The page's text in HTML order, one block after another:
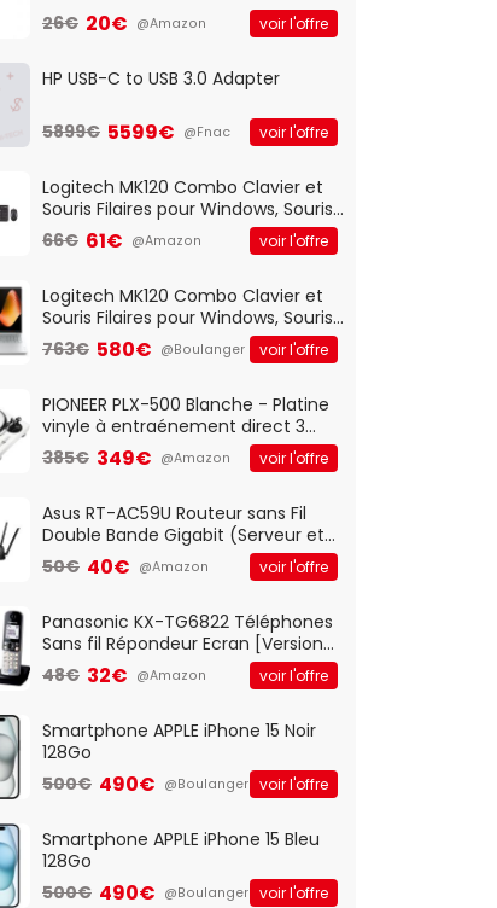
26€ 20€ @Amazon voir l'offre
HP USB-C to USB 3.0 Adapter
5899€ 5599€ @Fnac voir l'offre
Logitech MK120 Combo Clavier et
Souris Filaires pour Windows, Souris
Optique Filaire, Connexion USB Plug
And Play, Confortable, Taille
QWERTY UK - Noir
66€ 61€ @Amazon voir l'offre
Logitech MK120 Combo Clavier et
Souris Filaires pour Windows, Souris
Optique Filaire, Connexion USB Plug
And Play, Confortable, Taille
QWERTY UK - Noir
763€ 580€ @Boulanger voir l'offre
PIONEER PLX-500 Blanche - Platine
vinyle à entraénement direct 3
vitesses (33-45-78 trs/min) avec
pre-ampli intégré et port USB
385€ 349€ @Amazon voir l'offre
Asus RT-AC59U Routeur sans Fil
Double Bande Gigabit (Serveur et
Client VPN, Triple Vlan, Mode Point
d'accès et Bridge, contrôle
50€ 40€ @Amazon voir l'offre
Panasonic KX-TG6822 Téléphones
Sans fil Répondeur Ecran [Version
Française]
48€ 32€ @Amazon voir l'offre
Smartphone APPLE iPhone 15 Noir
128Go
500€ 490€ @Boulanger voir l'offre
Smartphone APPLE iPhone 15 Bleu
128Go
500€ 490€ @Boulanger voir l'offre